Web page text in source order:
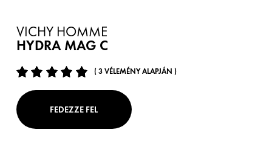
VICHY HOMME
HYDRA MAG C
( 3 VÉLEMÉNY ALAPJÁN )
FEDEZZE FEL